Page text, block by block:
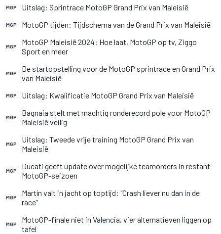
MGP Uitslag: Sprintrace MotoGP Grand Prix van Maleisië
MGP MotoGP tijden: Tijdschema van de Grand Prix van Maleisië
MGP
MotoGP Maleisië 2024: Hoe laat, MotoGP op tv, Ziggo
Sport en meer
MGP
De startopstelling voor de MotoGP sprintrace en Grand Prix
van Maleisië
MGP Uitslag: Kwalificatie MotoGP Grand Prix van Maleisië
MGP
Bagnaia stelt met machtig ronderecord pole voor MotoGP
Maleisië veilig
MGP
Uitslag: Tweede vrije training MotoGP Grand Prix van
Maleisië
MGP
Ducati geeft update over mogelijke teamorders in restant
MotoGP-seizoen
MGP
Martín valt in jacht op toptijd: "Crash liever nu dan in de
race"
MGP
MotoGP-finale niet in Valencia, vier alternatieven liggen op
tafel